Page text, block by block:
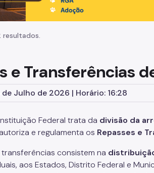
resultados.
e Transferências
Julho de 2026 | Horário: 16:28
Federal trata da divisão da
e regulamenta os Repasses e
consistem na
aos Estados, Distrito Federal e